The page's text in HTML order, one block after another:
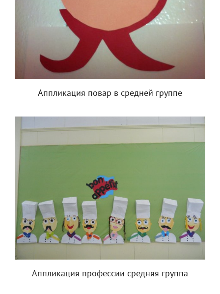
Аппликация повар в средней группе
Аппликация профессии средняя группа